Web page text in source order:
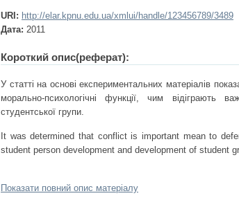
URI: http://elar.kpnu.edu.ua/xmlui/handle/123456789/3489
Дата: 2011
Короткий опис(реферат):
У статті на основі експериментальних матеріалів
морально-психологічні функції, чим відіграють
студентської групи.
It was determined that conflict is important mean to
student person development and development of student
Показати повний опис матеріалу